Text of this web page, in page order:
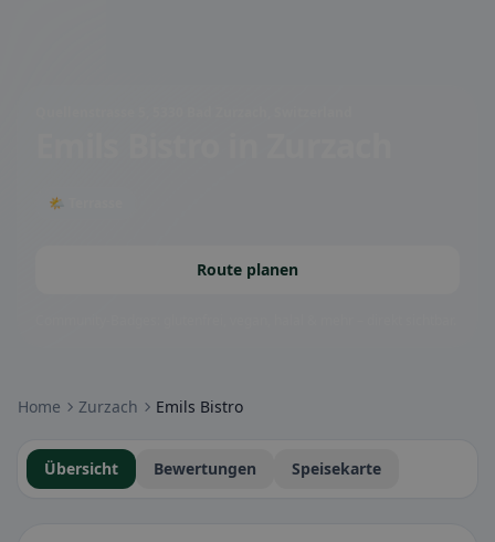
🌤 Terrasse
Route planen
Home Zurzach Emils Bistro
Übersicht Bewertungen Speisekarte